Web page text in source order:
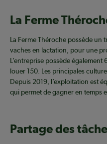
La Ferme
La Ferme Théroche possède
vaches en lactation, pour une
L’entreprise possède également
louer 150. Les principales
Depuis 2019, l’exploitation est
qui permet de gagner en temps
Partage des